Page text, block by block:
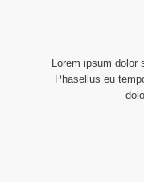
Lorem ipsum dolor
Phasellus eu